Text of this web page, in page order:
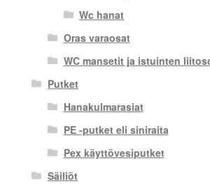
Wc hanat
Oras varaosat
WC mansetit ja istuinten
Putket
Hanakulmarasiat
PE -putket eli siniraita
Pex käyttövesiputket
Säiliöt